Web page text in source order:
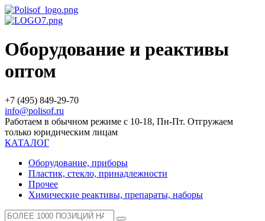
Оборудование и реактивы
оптом
+7 (495) 849-29-70
info@polisof.ru
Работаем в обычном режиме с 10-18, Пн-Пт. Отгружаем
только юридическим лицам
КАТАЛОГ
Оборудование, приборы
Пластик, стекло, принадлежности
Прочее
Химические реактивы, препараты, наборы